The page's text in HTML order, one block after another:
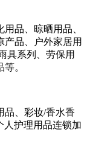
品、晾晒用品、
产品、户外家居用
具系列、劳保用
。
品、彩妆/香水香
人护理用品连锁加